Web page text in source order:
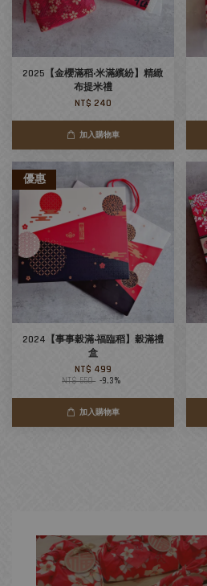
2025【金櫻滿稻‧米滿繽紛】精緻
布提米禮
NT$ 240
加入購物車
優惠
2024【事事穀滿‧福臨稻】穀滿禮
盒
NT$ 499
NT$ 550 -9.3%
加入購物車